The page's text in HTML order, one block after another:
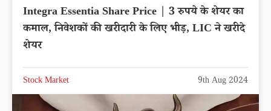
Integra Essentia Share Price | 3 रुपये के शेयर का
कमाल, निवेशकों की खरीदारी के लिए भीड़, LIC ने खरीदे
शेयर
Stock Market 9th Aug 2024